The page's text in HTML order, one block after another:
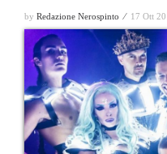
by Redazione Nerospinto ⁄ 17 Ott